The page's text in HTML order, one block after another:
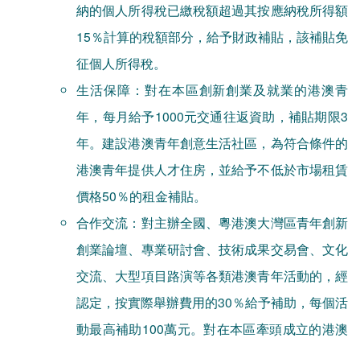
納的個人所得稅已繳稅額超過其按應納稅所得額
15％計算的稅額部分，給予財政補貼，該補貼免
征個人所得稅。
生活保障：對在本區創新創業及就業的港澳青
年，每月給予1000元交通往返資助，補貼期限3
年。建設港澳青年創意生活社區，為符合條件的
港澳青年提供人才住房，並給予不低於市場租賃
價格50％的租金補貼。
合作交流：對主辦全國、粵港澳大灣區青年創新
創業論壇、專業研討會、技術成果交易會、文化
交流、大型項目路演等各類港澳青年活動的，經
認定，按實際舉辦費用的30％給予補助，每個活
動最高補助100萬元。對在本區牽頭成立的港澳